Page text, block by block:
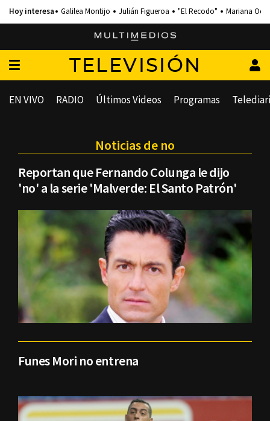
Galilea Montijo Julián Figueroa "El Recodo" Mariana
TELEVISIÓN
EN VIVO RADIO Últimos Videos Programas
Noticias de no
Reportan que Fernando Colunga le dijo
'no' a la serie 'Malverde: El Santo Patrón'
Funes Mori no entrena